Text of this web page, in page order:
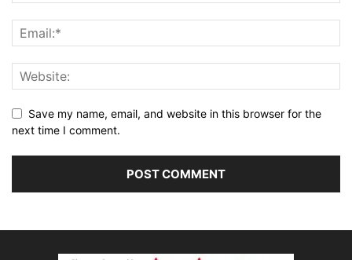
Save my name, email, and website in this browser for the
next time I comment.